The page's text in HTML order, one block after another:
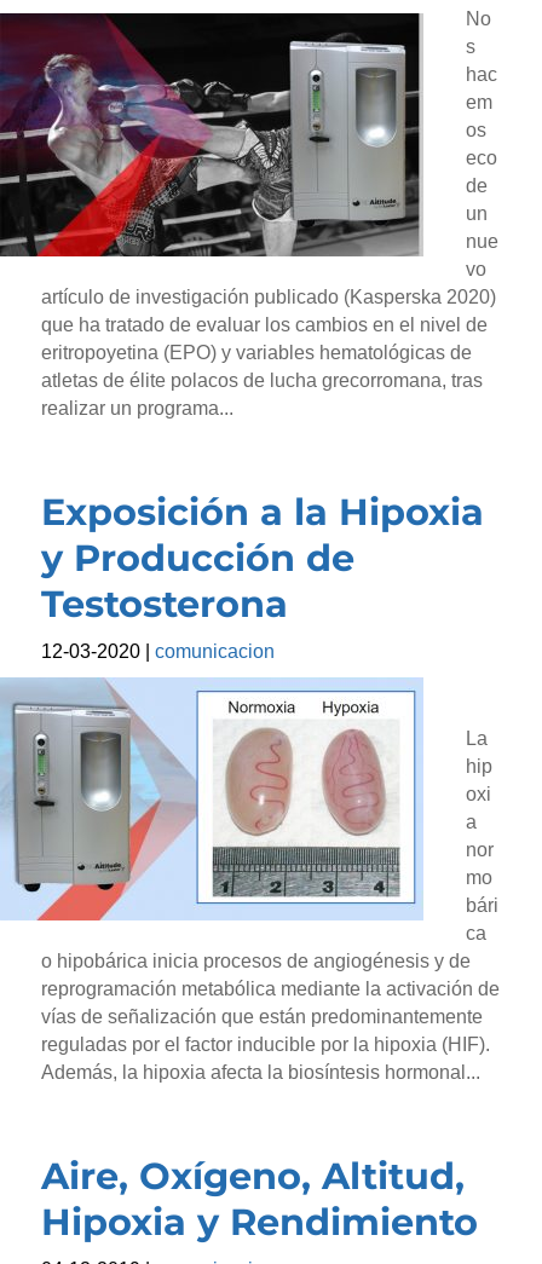
No
s
hac
em
os
eco
de
un
nue
vo
artículo de investigación publicado (Kasperska 2020)
que ha tratado de evaluar los cambios en el nivel de
eritropoyetina (EPO) y variables hematológicas de
atletas de élite polacos de lucha grecorromana, tras
realizar un programa...
Exposición a la Hipoxia
y Producción de
Testosterona
12-03-2020 |comunicacion
La
hip
oxi
a
nor
mo
bári
ca
o hipobárica inicia procesos de angiogénesis y de
reprogramación metabólica mediante la activación de
vías de señalización que están predominantemente
reguladas por el factor inducible por la hipoxia (HIF).
Además, la hipoxia afecta la biosíntesis hormonal...
Aire, Oxígeno, Altitud,
Hipoxia y Rendimiento